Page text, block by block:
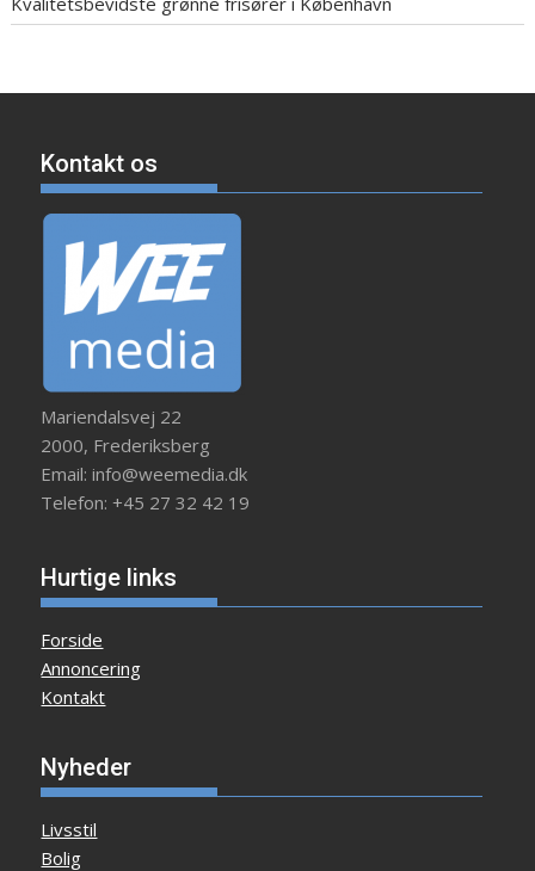
Kontakt os
Mariendalsvej 22
2000, Frederiksberg
Email: info@weemedia.dk
Telefon: +45 27 32 42 19
Hurtige links
Forside
Annoncering
Kontakt
Nyheder
Livsstil
Bolig